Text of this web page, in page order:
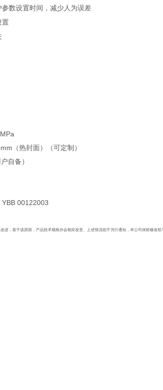
数设置时间，减少人为误差
置
（热封面）（可定制）
自备）
YBB 00122003
进，基于该原因，产品技术规格亦会相应改变。上述情况恕不另行通知，本公司保留修改权